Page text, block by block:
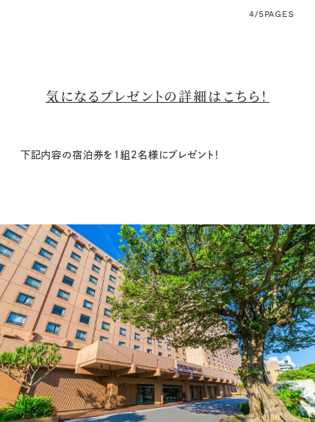
4/5PAGES
気になるプレゼントの詳細はこちら！
下記内容の宿泊券を1組2名様にプレゼント！